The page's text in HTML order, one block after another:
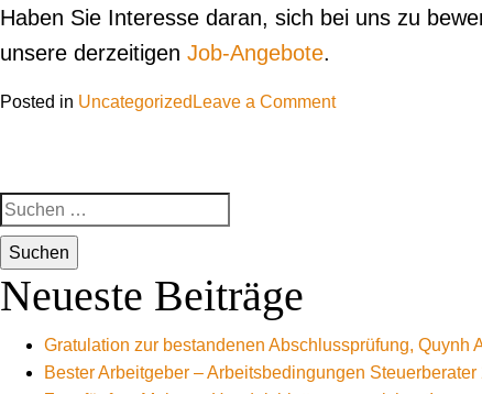
Haben Sie Interesse daran, sich bei uns zu
unsere derzeitigen Job-Angebote.
Posted in Uncategorized Leave a Commenton
Suchen
nach:
Neueste Beiträge
Gratulation zur bestandenen Abschlussprüfung, Quynh
Bester Arbeitgeber – Arbeitsbedingungen Steuerberater